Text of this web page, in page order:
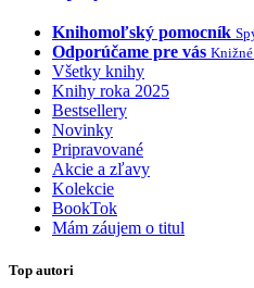
Knihomoľský pomocník
Odporúčame pre vás
Všetky knihy
Knihy roka 2025
Bestsellery
Novinky
Pripravované
Akcie a zľavy
Kolekcie
BookTok
Mám záujem o titul
Top autori